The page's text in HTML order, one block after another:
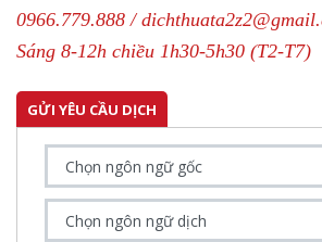
0966.779.888 /
Sáng 8-12h chiều 1h30-5h30 (T2-T7)
GỬI YÊU CẦU DỊCH